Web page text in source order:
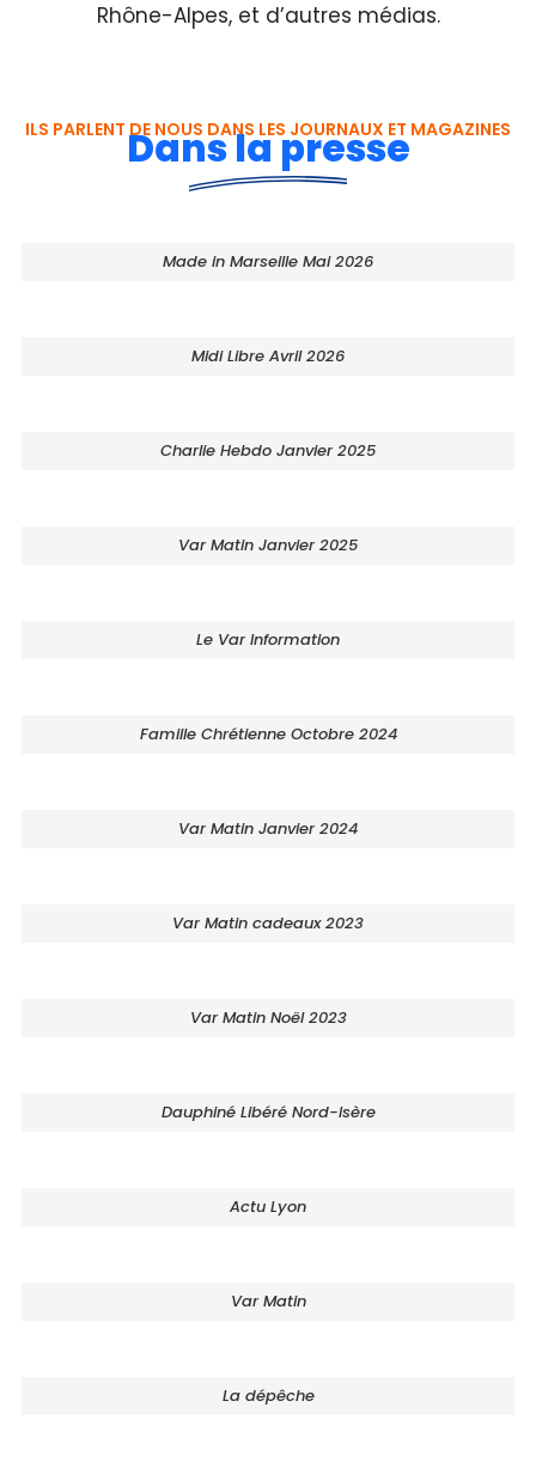
Rhône-Alpes, et d’autres médias.
ILS PARLENT DE NOUS DANS LES JOURNAUX ET MAGAZINES
Dans la presse
Made in Marseille Mai 2026
Midi Libre Avril 2026
Charlie Hebdo Janvier 2025
Var Matin Janvier 2025
Le Var Information
Famille Chrétienne Octobre 2024
Var Matin Janvier 2024
Var Matin cadeaux 2023
Var Matin Noël 2023
Dauphiné Libéré Nord-Isère
Actu Lyon
Var Matin
La dépêche